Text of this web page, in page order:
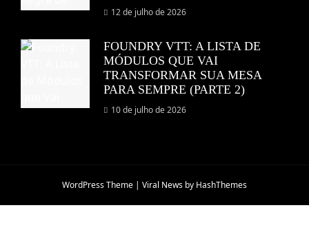
12 de julho de 2026
FOUNDRY VTT: A LISTA DE
MÓDULOS QUE VAI
TRANSFORMAR SUA MESA
PARA SEMPRE (PARTE 2)
10 de julho de 2026
WordPress Theme | Viral News by HashThemes